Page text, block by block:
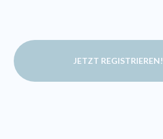
JETZT REGISTRIEREN!